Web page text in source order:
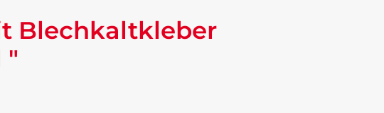
Blechkaltkleber
"